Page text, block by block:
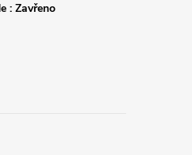
: Zavřeno